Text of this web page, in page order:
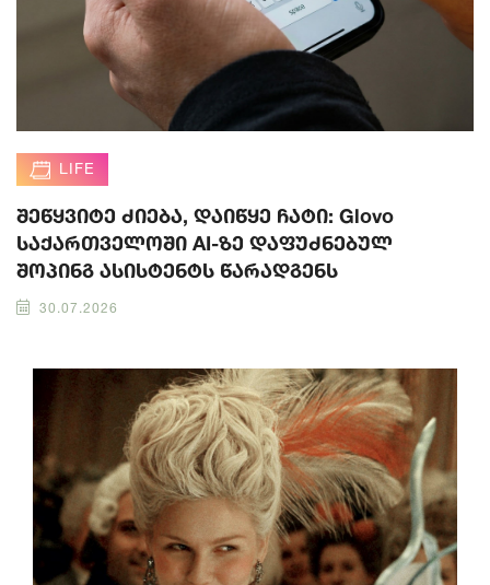
LIFE
შეწყვიტე ძიება, დაიწყე ჩატი: Glovo
საქართველოში AI-ზე დაფუძნებულ
შოპინგ ასისტენტს წარადგენს
30.07.2026